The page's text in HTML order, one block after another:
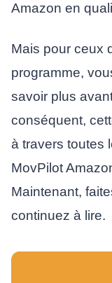
Amazon en
Mais pour ceux
programme,
savoir plus
conséquent,
à travers toutes
MovPilot
Maintenant,
continuez à lire.